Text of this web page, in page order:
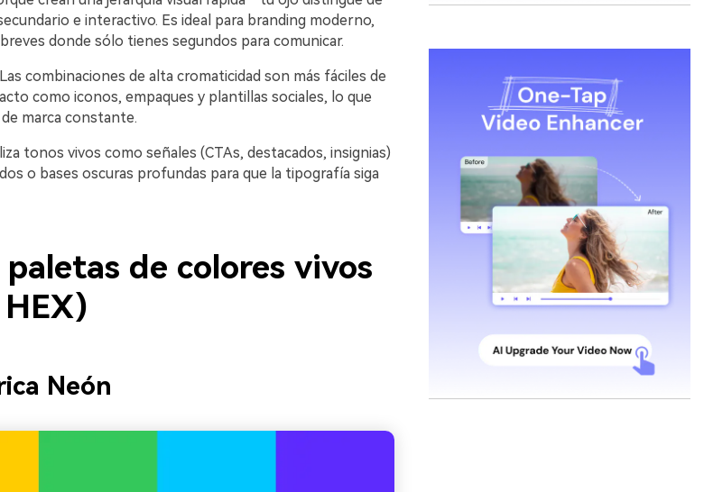
e interactivo. Es ideal para branding moderno,
donde sólo tienes segundos para comunicar.
combinaciones de alta cromaticidad son más fáciles de
como iconos, empaques y plantillas sociales, lo que
marca constante.
tonos vivos como señales (CTAs, destacados, insignias)
o bases oscuras profundas para que la tipografía siga
de colores vivos
Neón